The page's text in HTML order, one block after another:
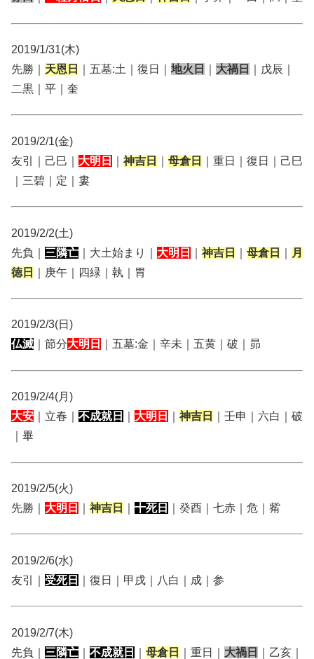
2019/1/31(木)
先勝｜ 天恩日 ｜五墓:土｜復日｜ 地火日 大禍日
｜戊辰｜
二黒｜平｜奎
2019/2/1(金)
友引｜己巳｜ 大明日 神吉日 母倉日
｜重日｜復日｜己巳
｜三碧｜定｜婁
2019/2/2(土)
先負｜ 三隣亡 ｜大土始まり｜ 大明日 神吉日 母倉日
月
徳日
｜庚午｜四緑｜執｜胃
2019/2/3(日)
仏滅 ｜節分大明日 ｜五墓:金｜辛未｜五黄｜破｜昴
2019/2/4(月)
大安 ｜立春｜ 不成就日 大明日 神吉日
｜壬申｜六白｜破
｜畢
2019/2/5(火)
先勝｜ 大明日 神吉日 十死日 ｜癸酉｜七赤｜危｜觜
2019/2/6(水)
友引｜ 受死日 ｜復日｜甲戌｜八白｜成｜参
2019/2/7(木)
先負｜ 三隣亡 不成就日 母倉日 ｜重日｜ 大禍日
｜乙亥｜